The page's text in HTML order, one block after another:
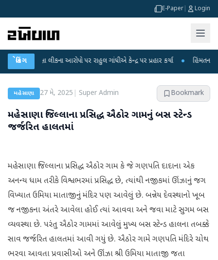
E-Paper Login
બ્રેકિંગ
પરીક્ષા લીકના આરોપો પર રાહુલ ગાંધીએ કેન્દ્ર પર પ્રહાર કર્યા ● હિંમતનગરમાં
મહેસાણા 27 મે, 2025 Super Admin Bookmark
મહેસાણા જિલ્લાના પ્રસિદ્ધ ઐઠોર ગામનું બસ સ્ટેન્ડ
જર્જરિત હાલતમાં
મહેસાણા જિલ્લાના પ્રસિદ્ધ ઐઠોર ગામ કે જે ગણપતિ દાદાના એક
અનન્ય ધામ તરીકે વિશ્વભરમાં પ્રસિદ્ધ છે, ત્યાંથી નજીકમાં ઊંઝાનું જગ
વિખ્યાત ઉમિયા માતાજીનું મંદિર પણ આવેલું છે. બન્નેય દેવસ્થાનો ખૂબ
જ નજીકના અંતરે આવેલા હોઈ ત્યાં આવવા અને જવા માટે સુગમ બસ
વ્યવસ્થા છે. પરંતુ ઐઠોર ગામમાં આવેલું મુખ્ય બસ સ્ટેન્ડ હાલના તબક્કે
સાવ જર્જરિત હાલતમાં આવી ગયું છે. ઐઠોર ગામે ગણપતિ મંદિરે ચોથ
ભરવા આવતા પ્રવાસીઓ અને ઊંઝા શ્રી ઉમિયા માતાજી જતા